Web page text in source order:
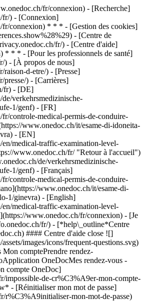
fr/connexion) - [Recherche]
fr/) - [Connexion]
fr/connexion) * * * - [Gestion des cookies]
- [Centre de
fr/) - [Centre d'aide]
* * * - [Pour les professionnels de santé]
) - [À propos de nous]
d-etre/) - [Presse]
presse/) - [Carrières]
fr) - [DE]
verkehrsmedizinische-
1/genf) - [FR]
controle-medical-permis-de-conduire-
www.onedoc.ch/it/esame-di-idoneita-
- [EN]
medical-traffic-examination-level-
www.onedoc.ch/fr/ "Retour à l'accueil")
de/verkehrsmedizinische-
1/genf) - [Français]
controle-medical-permis-de-conduire-
www.onedoc.ch/it/esame-di-
1/ginevra) - [English]
medical-traffic-examination-level-
www.onedoc.ch/fr/connexion) - [Je
fr/) - [*help\_outline*Centre
#### Centre d'aide close ![]
images/icons/frequent-questions.svg)
Mon comptePrendre rendez-
OneDocMes rendez-vous -
compte OneDoc]
impossible-de-cr%C3%A9er-mon-compte-
- [Réinitialiser mon mot de passe]
r%C3%A9initialiser-mon-mot-de-passe)